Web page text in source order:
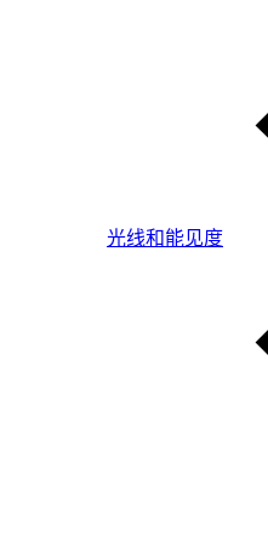
光线和能见度